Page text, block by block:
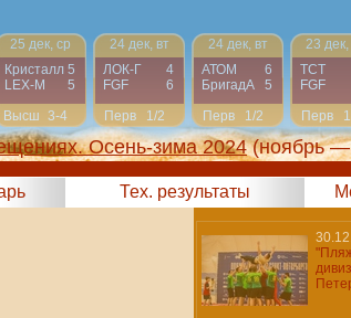
25 дек, ср
Кристалл 5
LEX-М
5
Высш 3-4
24 дек, вт
ЛОК-Г
4
FGF
6
Перв
1/2
24 дек, вт
АТОМ
6
БригадА
5
Перв
1/2
23
ТСТ
FGF
Перв
Осень-зима 2024 (ноябрь —
Тех. результаты